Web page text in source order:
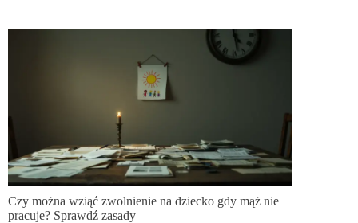
Czy można wziąć zwolnienie na dziecko gdy mąż nie
pracuje? Sprawdź zasady